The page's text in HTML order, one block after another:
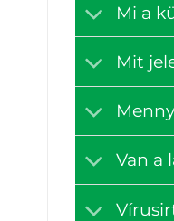
Mi a
Mit
Van a